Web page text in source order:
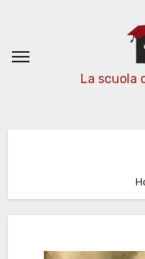
contenuto
La scuola